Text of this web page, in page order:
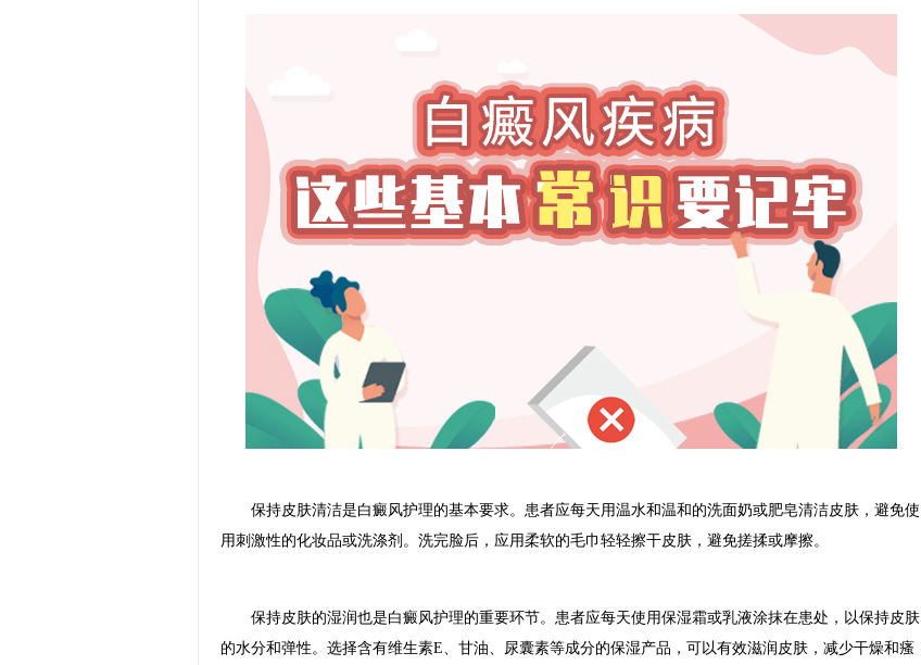
保持皮肤清洁是白癜风护理的基本要求。患者应每天用温水和温和的洗面奶或肥皂清洁皮肤，避免使
用刺激性的化妆品或洗涤剂。洗完脸后，应用柔软的毛巾轻轻擦干皮肤，避免搓揉或摩擦。
保持皮肤的湿润也是白癜风护理的重要环节。患者应每天使用保湿霜或乳液涂抹在患处，以保持皮肤
的水分和弹性。选择含有维生素E、甘油、尿囊素等成分的保湿产品，可以有效滋润皮肤，减少干燥和瘙